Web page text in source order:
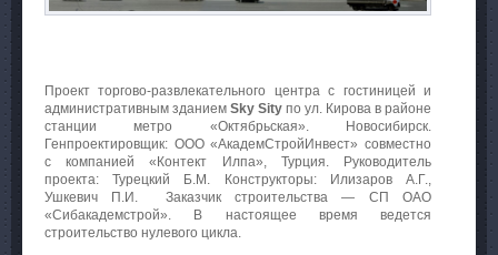
Проект торгово-развлекательного центра с гостиницей и
административным зданием Sky Sity по ул. Кирова в районе
станции метро «Октябрьская». Новосибирск.
Генпроектировщик: ООО «АкадемСтройИнвест» совместно
с компанией «Контект Илпа», Турция. Руководитель
проекта: Турецкий Б.М. Конструкторы: Илизаров А.Г.,
Ушкевич П.И. Заказчик строительства — СП ОАО
«Сибакадемстрой». В настоящее время ведется
строительство нулевого цикла.